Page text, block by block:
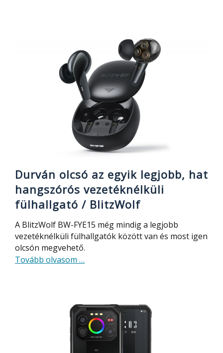
teszt
tökéletes,
mindent
streaminget
támogat,
magyar
nyelvű,
erős
hardverrel
Durván olcsó az egyik legjobb, hat
hangszórós vezetéknélküli
fülhallgató / BlitzWolf
A BlitzWolf BW-FYE15 még mindig a legjobb
vezetéknélküli fülhallgatók között van és most igen
olcsón megvehető.
Tovább olvasom about
egyik
legjobb,
hat
hangszórós
…